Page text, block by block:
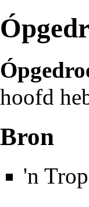
hoofd
Bron
'n